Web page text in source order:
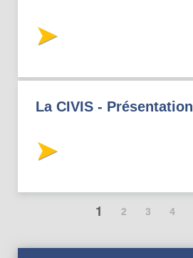
La CIVIS - Présentation
1 2 3 4